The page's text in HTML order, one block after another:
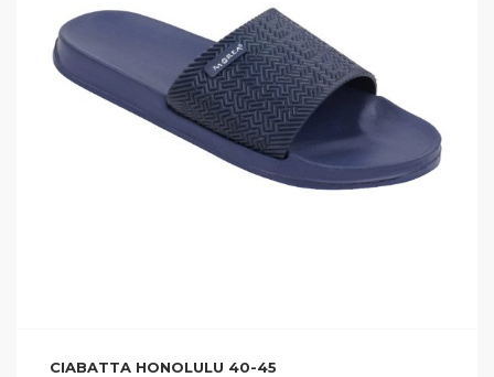
CIABATTA HONOLULU 40-45